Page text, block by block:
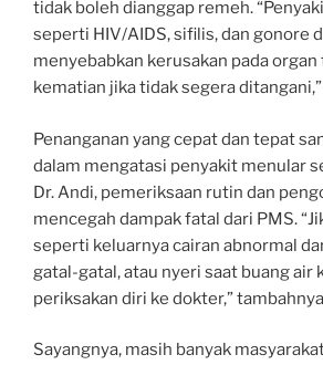
tidak boleh dianggap remeh.
seperti HIV/AIDS, sifilis, dan gonore
menyebabkan kerusakan pada organ
kematian jika tidak segera
Penanganan yang cepat dan tepat
dalam mengatasi penyakit menular
Dr. Andi, pemeriksaan rutin dan
mencegah dampak fatal dari PMS.
seperti keluarnya cairan abnormal
gatal-gatal, atau nyeri saat buang air
periksakan diri ke dokter,”
Sayangnya, masih banyak